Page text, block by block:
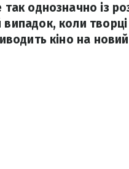
однозначно із
коли
кіно на